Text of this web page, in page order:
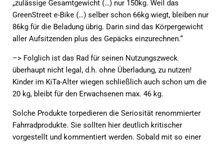
„zulässige Gesamtgewicht (…) nur 150kg. Weil das
GreenStreet e-Bike (…) selber schon 66kg wiegt, bleiben nur
86kg für die Beladung übrig. Darin sind das Körpergewicht
aller Aufsitzenden plus des Gepäcks einzurechnen.“
–> Folglich ist das Rad für seinen Nutzungszweck
überhaupt nicht legal, d.h. ohne Überladung, zu nutzen!
Kinder im KiTa-Alter wiegen schließlich auch schon um die
20 kg, bleibt für den Erwachsenen max. 46 kg.
Solche Produkte torpedieren die Seriosität renommierter
Fahrradprodukte. Sie sollten hier deutlich kritischer
vorgestellt und kommentiert werden. Sobald mit so einer